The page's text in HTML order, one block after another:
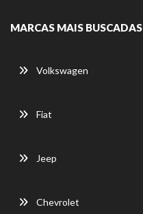
MARCAS MAIS BUSCADAS
Volkswagen
Fiat
Jeep
Chevrolet